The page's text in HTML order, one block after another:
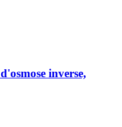
inverse,